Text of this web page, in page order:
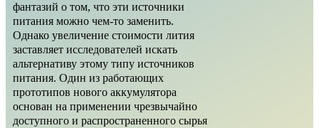
фантазий о том, что эти источники
питания можно чем-то заменить.
Однако увеличение стоимости лития
заставляет исследователей искать
альтернативу этому типу источников
питания. Один из работающих
прототипов нового аккумулятора
основан на применении чрезвычайно
доступного и распространенного сырья